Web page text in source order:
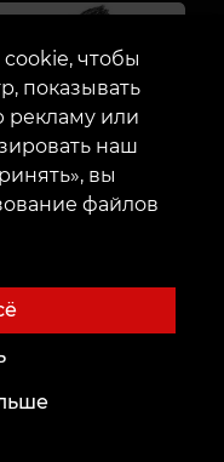
чтобы
показывать
рекламу или
наш
вы
файлов